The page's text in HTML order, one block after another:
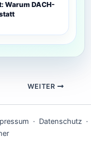
Warum DACH-
WEITER
· Datenschutz ·